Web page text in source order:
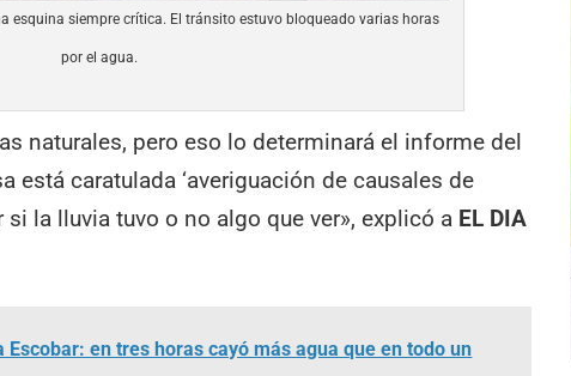
esquina siempre crítica. El tránsito estuvo bloqueado varias horas
por el agua.
naturales, pero eso lo determinará el informe del
está caratulada ‘averiguación de causales de
si la lluvia tuvo o no algo que ver», explicó a EL DIA
Escobar: en tres horas cayó más agua que en todo un